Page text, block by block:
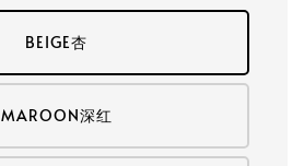
BEIGE杏
MAROON深红